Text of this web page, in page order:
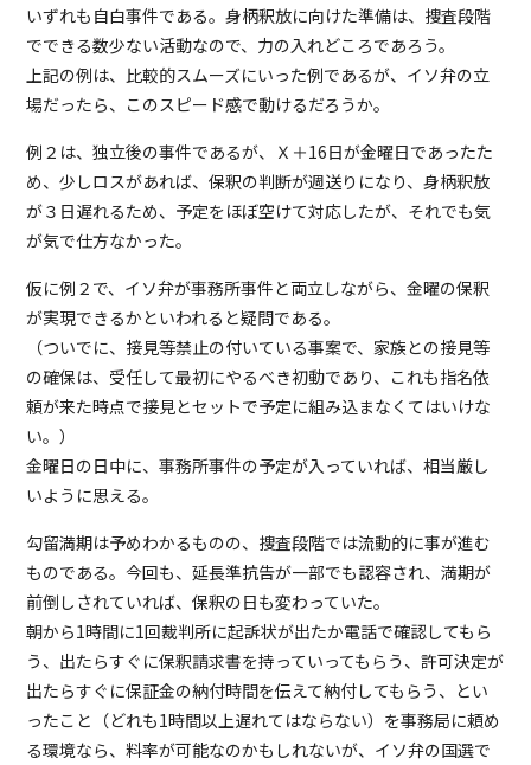
いずれも自白事件である。身柄釈放に向けた準備は、捜査段階
でできる数少ない活動なので、力の入れどころであろう。
上記の例は、比較的スムーズにいった例であるが、イソ弁の立
場だったら、このスピード感で動けるだろうか。
例２は、独立後の事件であるが、Ｘ＋16日が金曜日であったた
め、少しロスがあれば、保釈の判断が週送りになり、身柄釈放
が３日遅れるため、予定をほぼ空けて対応したが、それでも気
が気で仕方なかった。
仮に例２で、イソ弁が事務所事件と両立しながら、金曜の保釈
が実現できるかといわれると疑問である。
（ついでに、接見等禁止の付いている事案で、家族との接見等
の確保は、受任して最初にやるべき初動であり、これも指名依
頼が来た時点で接見とセットで予定に組み込まなくてはいけな
い。）
金曜日の日中に、事務所事件の予定が入っていれば、相当厳し
いように思える。
勾留満期は予めわかるものの、捜査段階では流動的に事が進む
ものである。今回も、延長準抗告が一部でも認容され、満期が
前倒しされていれば、保釈の日も変わっていた。
朝から1時間に1回裁判所に起訴状が出たか電話で確認してもら
う、出たらすぐに保釈請求書を持っていってもらう、許可決定が
出たらすぐに保証金の納付時間を伝えて納付してもらう、とい
ったこと（どれも1時間以上遅れてはならない）を事務局に頼め
る環境なら、料率が可能なのかもしれないが、イソ弁の国選で